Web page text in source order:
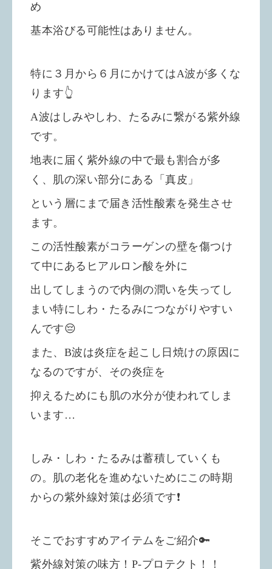
め
基本浴びる可能性はありません。
特に３月から６月にかけてはA波が多くな
ります👆
A波はしみやしわ、たるみに繋がる紫外線
です。
地表に届く紫外線の中で最も割合が多
く、 肌の深い部分にある「真皮」
という層にまで届き活性酸素を発生させ
ます。
この活性酸素がコラーゲンの壁を傷つけ
て中にあるヒアルロン酸を外に
出してしまうので内側の潤いを失ってし
まい特にしわ・たるみにつながりやすい
んです😔
また、B波は炎症を起こし日焼けの原因に
なるのですが、その炎症を
抑えるためにも肌の水分が使われてしま
います…
しみ・しわ・たるみは蓄積していくも
の。肌の老化を進めないためにこの時期
からの紫外線対策は必須です❗️
そこでおすすめアイテムをご紹介🔑
紫外線対策の味方！P-プロテクト！！